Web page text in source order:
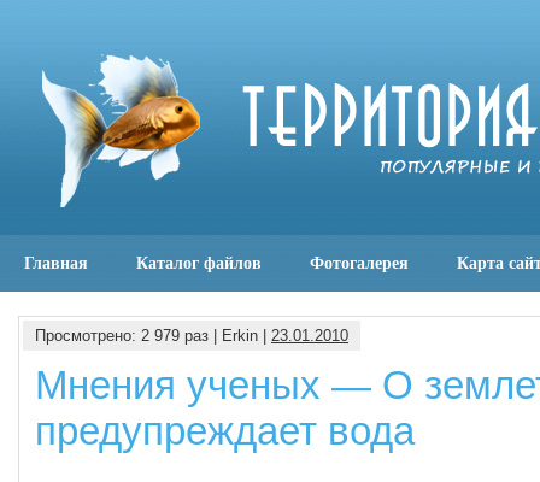
Главная Каталог файлов Фотогалерея Карта
Просмотрено: 2 979 раз | Erkin | 23.01.2010
Мнения ученых — О
предупреждает вода